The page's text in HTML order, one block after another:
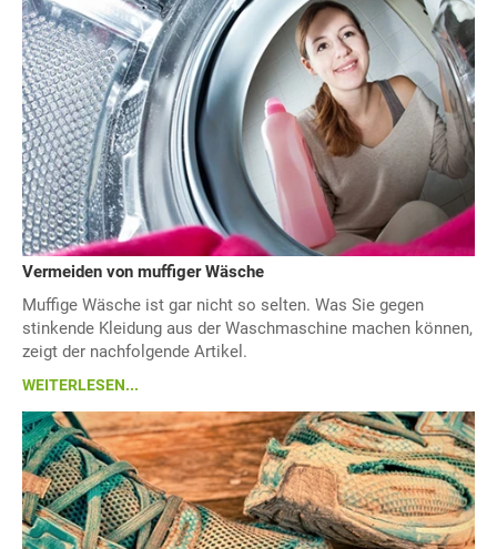
Vermeiden von muffiger Wäsche
Muffige Wäsche ist gar nicht so selten. Was Sie gegen
stinkende Kleidung aus der Waschmaschine machen können,
zeigt der nachfolgende Artikel.
WEITERLESEN...